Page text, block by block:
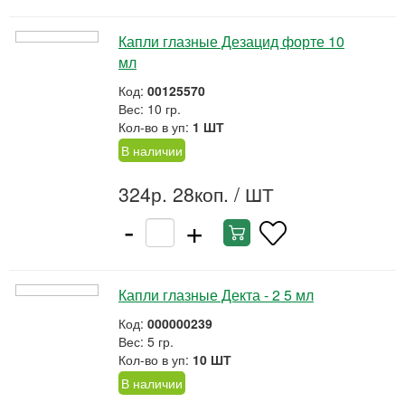
Капли глазные Дезацид форте 10
мл
Код: 00125570
Вес: 10 гр.
Кол-во в уп: 1 ШТ
В наличии
324р. 28коп. / ШТ
- +
Капли глазные Декта - 2 5 мл
Код: 000000239
Вес: 5 гр.
Кол-во в уп: 10 ШТ
В наличии